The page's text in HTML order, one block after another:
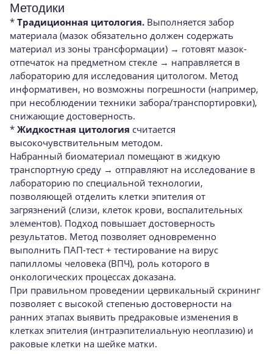
Методики
* Традиционная цитология. Выполняется забор
материала (мазок обязательно должен содержать
материал из зоны трансформации) → готовят мазок-
отпечаток на предметном стекле → направляется в
лабораторию для исследования цитологом. Метод
информативен, но возможны погрешности (например,
при несоблюдении техники забора/транспортировки),
снижающие достоверность.
* Жидкостная цитология считается
высокочувствительным методом.
Набранный биоматериал помещают в жидкую
транспортную среду → отправляют на исследование в
лабораторию по специальной технологии,
позволяющей отделить клетки эпителия от
загрязнений (слизи, клеток крови, воспалительных
элементов). Подход повышает достоверность
результатов. Метод позволяет одновременно
выполнить ПАП-тест + тестирование на вирус
папилломы человека (ВПЧ), роль которого в
онкологических процессах доказана.
При правильном проведении цервикальный скрининг
позволяет с высокой степенью достоверности на
ранних этапах выявить предраковые изменения в
клетках эпителия (интраэпителиальную неоплазию) и
раковые клетки на шейке матки.